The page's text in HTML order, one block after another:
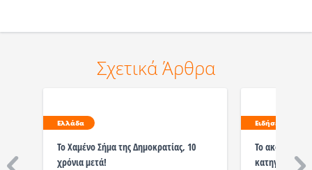
Σχετικά Άρθρα
Ελλάδα
Το Χαμένο Σήμα της Δημοκρατίας, 10
χρόνια μετά!
Ειδήσεις
Το ακούσαμε
κατηγορούμε